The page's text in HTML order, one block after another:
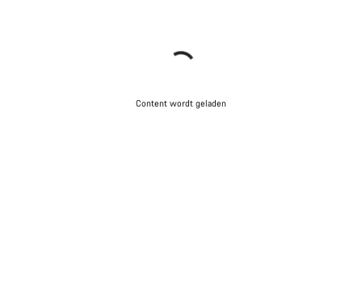
Content wordt geladen